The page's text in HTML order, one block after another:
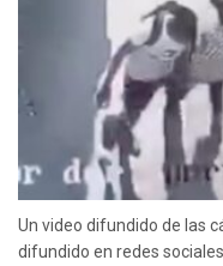
Un video difundido de las
difundido en redes